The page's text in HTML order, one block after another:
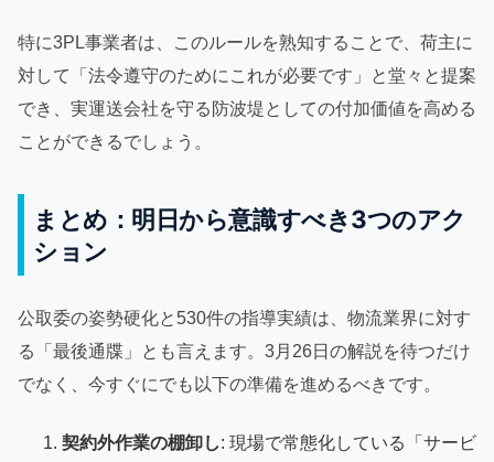
特に3PL事業者は、このルールを熟知することで、荷主に
対して「法令遵守のためにこれが必要です」と堂々と提案
でき、実運送会社を守る防波堤としての付加価値を高める
ことができるでしょう。
まとめ：明日から意識すべき3つのアク
ション
公取委の姿勢硬化と530件の指導実績は、物流業界に対す
る「最後通牒」とも言えます。3月26日の解説を待つだけ
でなく、今すぐにでも以下の準備を進めるべきです。
契約外作業の棚卸し: 現場で常態化している「サービ